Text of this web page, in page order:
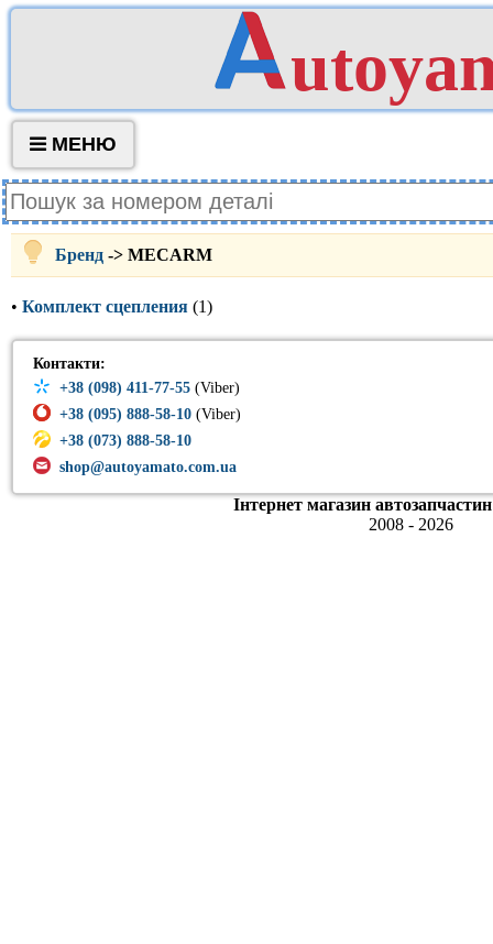
МЕНЮ
Бренд -> MECARM
• Комплект сцепления (1)
Контакти:
+38 (098) 411-77-55 (Viber)
+38 (095) 888-58-10 (Viber)
+38 (073) 888-58-10
shop@autoyamato.com.ua
Інтернет магазин
2008 - 2026